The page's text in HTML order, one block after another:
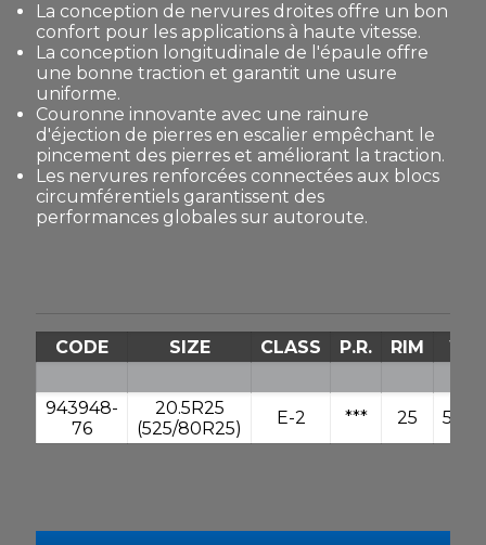
La conception de nervures droites offre un bon
confort pour les applications à haute vitesse.
La conception longitudinale de l'épaule offre
une bonne traction et garantit une usure
uniforme.
Couronne innovante avec une rainure
d'éjection de pierres en escalier empêchant le
pincement des pierres et améliorant la traction.
Les nervures renforcées connectées aux blocs
circumférentiels garantissent des
performances globales sur autoroute.
CODE SIZE CLASS P.R. RIM WT
943948-
76
20.5R25
(525/80R25)
E-2 *** 25